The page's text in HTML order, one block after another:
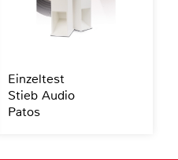
Einzeltest
Stieb Audio
Patos